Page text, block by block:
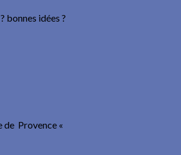
bonnes idées ?
de Provence «